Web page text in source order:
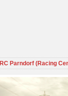
RC Parndorf (Racing